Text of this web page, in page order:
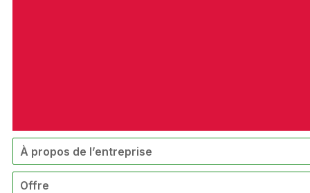
À propos de l’entreprise
Offre